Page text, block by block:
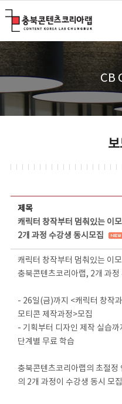
CB
제목
캐릭터 창작부터 멈춰있는 이
2개 과정 수강생 동시모집
캐릭터 창작부터 멈춰있는 이
충북콘텐츠코리아랩, 2개 과정
- 26일(금)까지 <캐릭터 창작
모티콘 제작과정>모집
- 기획부터 디자인 제작 실습
단계별 무료 학습
충북콘텐츠코리아랩의 초절정
의 2개 과정이 수강생 동시 모